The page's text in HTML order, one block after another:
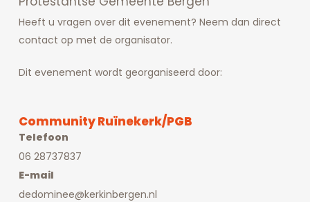
Heeft u vragen over dit evenement? Neem dan direct
contact op met de organisator.
Dit evenement wordt georganiseerd door:
Community Ruïnekerk/PGB
Telefoon
06 28737837
E-mail
dedominee@kerkinbergen.nl